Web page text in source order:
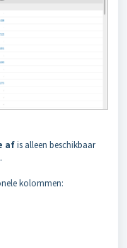
afis alleen beschikbaar
kolommen: